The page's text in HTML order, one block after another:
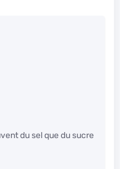
du sel que du sucre